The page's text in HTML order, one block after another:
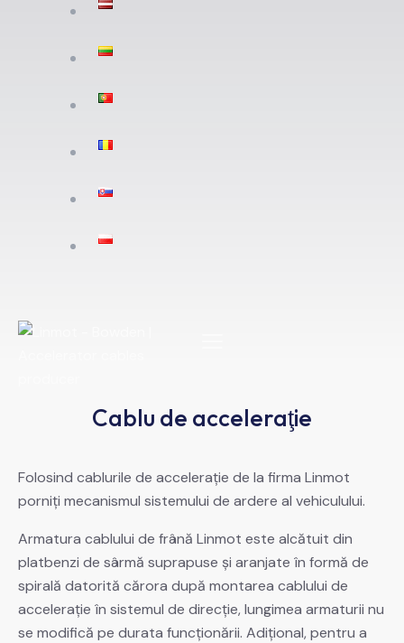
Cablu de acceleraţie
Folosind cablurile de acceleraţie de la firma Linmot
porniţi mecanismul sistemului de ardere al vehiculului.
Armatura cablului de frână Linmot este alcătuit din
platbenzi de sârmă suprapuse şi aranjate în formă de
spirală datorită cărora după montarea cablului de
acceleraţie în sistemul de direcţie, lungimea armaturii nu
se modifică pe durata funcţionării. Adiţional, pentru a